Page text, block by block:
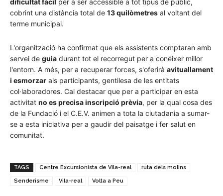
cobrint una distància total de 13 quilòmetres al voltant del
terme municipal.
L'organització ha confirmat que els assistents comptaran amb
servei de guia durant tot el recorregut per a conéixer millor
l'entorn. A més, per a recuperar forces, s'oferirà avituallament
i esmorzar als participants, gentilesa de les entitats
col·laboradores. Cal destacar que per a participar en esta
activitat no es precisa inscripció prèvia, per la qual cosa des
de la Fundació i el C.E.V. animen a tota la ciutadania a sumar-
se a esta iniciativa per a gaudir del paisatge i fer salut en
comunitat.
TAGS Centre Excursionista de Vila-real ruta dels molins
Senderisme Vila-real Volta a Peu